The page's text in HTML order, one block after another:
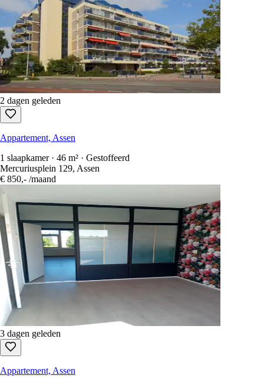
2 dagen geleden
Appartement, Assen
1 slaapkamer · 46 m² · Gestoffeerd
Mercuriusplein 129, Assen
€ 850,- /maand
3 dagen geleden
Appartement, Assen